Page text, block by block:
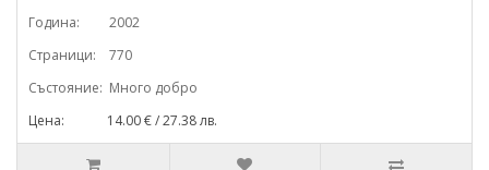
Година: 2002
Страници: 770
Състояние: Много добро
Цена: 14.00 € / 27.38 лв.